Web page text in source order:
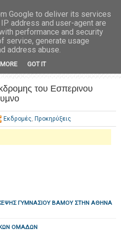
του Εσπερινου
Εκδρομές, Προκηρύξεις
ΓΥΜΝΑΣΙΟΥ ΒΑΜΟΥ ΣΤΗΝ ΑΘΗΝΑ
ΟΜΑΔΩΝ
Google to deliver its services
address and user-agent are
performance and security
service, generate usage
address abuse.
GOT IT